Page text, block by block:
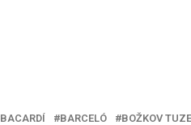
BACARDÍ BARCELÓ
BOŽKOV